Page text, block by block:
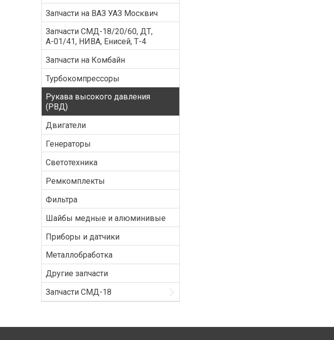
Запчасти на ВАЗ УАЗ Москвич
Запчасти СМД-18/20/60, ДТ,
А-01/41, НИВА, Енисей, Т-4
Запчасти на Комбайн
Турбокомпрессоры
Рукава высокого давления
(РВД)
Двигатели
Генераторы
Светотехника
Ремкомплекты
Фильтра
Шайбы медные и алюминивые
Приборы и датчики
Металлобработка
Другие запчасти
Запчасти СМД-18